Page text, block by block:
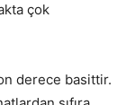
çok
derece basittir.